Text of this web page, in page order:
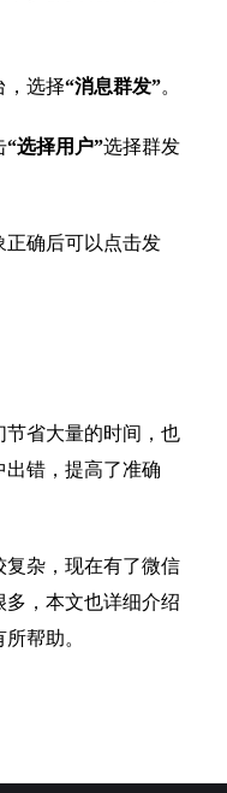
，选择“消息群发”。
“选择用户”选择群发
正确后可以点击发
节省大量的时间，也
错，提高了准确
复杂，现在有了微信
，本文也详细介绍
帮助。